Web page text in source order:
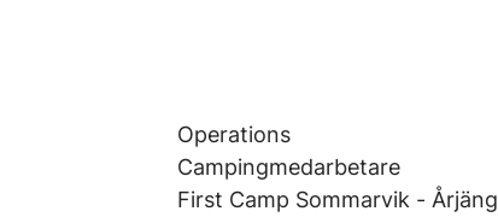
Operations
Campingmedarbetare
First Camp Sommarvik - Årjäng